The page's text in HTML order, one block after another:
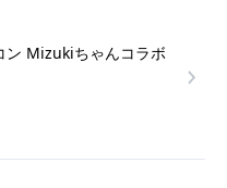
ン Mizukiちゃんコラボ